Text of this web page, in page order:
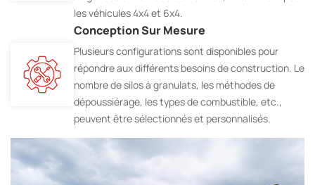
les véhicules 4x4 et 6x4.
Conception Sur Mesure
Plusieurs configurations sont disponibles pour
répondre aux différents besoins de construction. Le
nombre de silos à granulats, les méthodes de
dépoussiérage, les types de combustible, etc.,
peuvent être sélectionnés et personnalisés.